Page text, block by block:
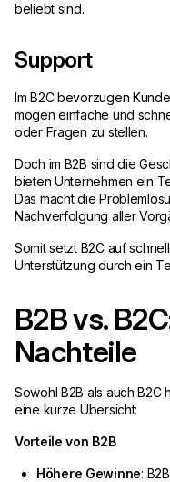
beliebt sind.
Support
Im B2C bevorzugen
mögen einfache und
oder Fragen zu stellen.
Doch im B2B sind die
bieten Unternehmen ein
Das macht die
Nachverfolgung aller
Somit setzt B2C auf
Unterstützung durch ein
B2B vs.
Nachteile
Sowohl B2B als auch B2C
eine kurze Übersicht:
Vorteile von B2B
Höhere Gewinne: